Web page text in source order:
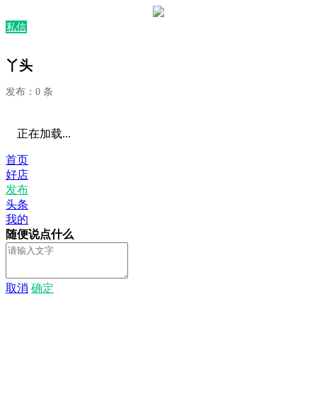
私信
丫头
发布：0 条
正在加载...
首页
好店
发布
头条
我的
随便说点什么
取消 确定